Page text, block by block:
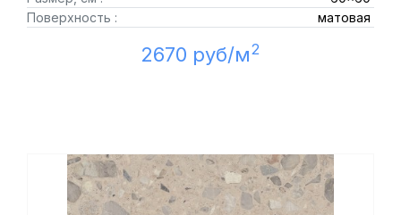
Поверхность :
матовая
2670 руб/м2